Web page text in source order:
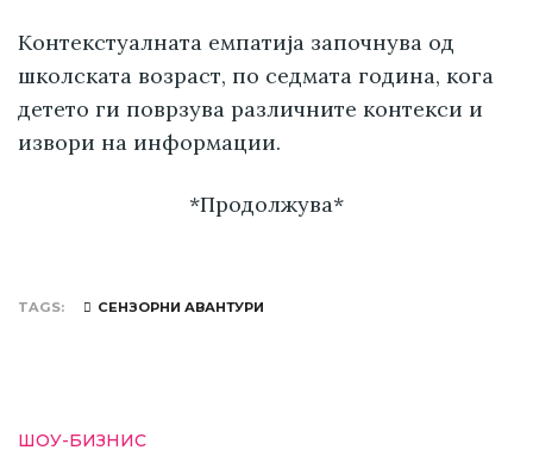
Контекстуалната емпатија започнува од
школската возраст, по седмата година, кога
детето ги поврзува различните контекси и
извори на информации.
*Продолжува*
TAGS СЕНЗОРНИ АВАНТУРИ
ШОУ-БИЗНИС